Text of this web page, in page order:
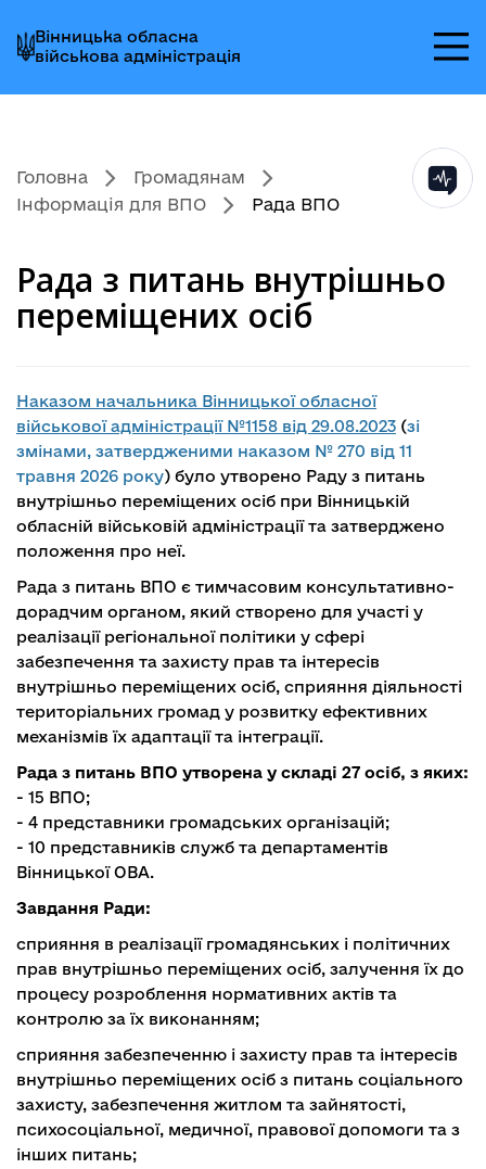
до
головного
меню
до
головного
вмісту
до
головного
колонтитула
Вінницька обласна
військова адміністрація
Головна
Громадянам
Інформація для ВПО
Рада ВПО
Рада з питань внутрішньо
переміщених осіб
Наказом начальника Вінницької обласної
військової адміністрації №1158 від 29.08.2023 (зі
змінами, затвердженими наказом № 270 від 11
травня 2026 року) було утворено Раду з питань
внутрішньо переміщених осіб при Вінницькій
обласній військовій адміністрації та затверджено
положення про неї.
Рада з питань ВПО є тимчасовим консультативно-
дорадчим органом, який створено для участі у
реалізації регіональної політики у сфері
забезпечення та захисту прав та інтересів
внутрішньо переміщених осіб, сприяння діяльності
територіальних громад у розвитку ефективних
механізмів їх адаптації та інтеграції.
Рада з питань ВПО утворена у складі 27 осіб, з яких:
- 15 ВПО;
- 4 представники громадських організацій;
- 10 представників служб та департаментів
Вінницької ОВА.
Завдання Ради:
сприяння в реалізації громадянських і політичних
прав внутрішньо переміщених осіб, залучення їх до
процесу розроблення нормативних актів та
контролю за їх виконанням;
сприяння забезпеченню і захисту прав та інтересів
внутрішньо переміщених осіб з питань соціального
захисту, забезпечення житлом та зайнятості,
психосоціальної, медичної, правової допомоги та з
інших питань;